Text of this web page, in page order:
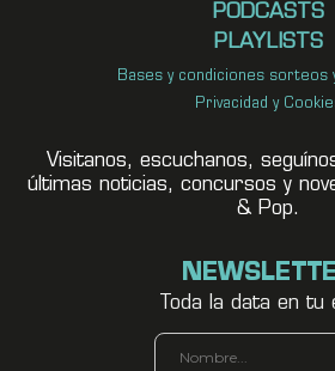
PODCASTS
PLAYLISTS
Bases y condiciones sorteos
Privacidad y
Visitanos, escuchanos,
últimas noticias, concursos y
& Pop.
Toda la data en tu